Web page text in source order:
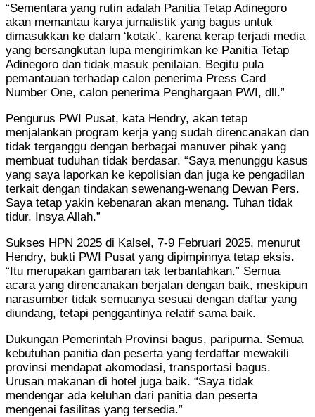
“Sementara yang rutin adalah Panitia Tetap Adinegoro
akan memantau karya jurnalistik yang bagus untuk
dimasukkan ke dalam ‘kotak’, karena kerap terjadi media
yang bersangkutan lupa mengirimkan ke Panitia Tetap
Adinegoro dan tidak masuk penilaian. Begitu pula
pemantauan terhadap calon penerima Press Card
Number One, calon penerima Penghargaan PWI, dll.”
Pengurus PWI Pusat, kata Hendry, akan tetap
menjalankan program kerja yang sudah direncanakan dan
tidak terganggu dengan berbagai manuver pihak yang
membuat tuduhan tidak berdasar. “Saya menunggu kasus
yang saya laporkan ke kepolisian dan juga ke pengadilan
terkait dengan tindakan sewenang-wenang Dewan Pers.
Saya tetap yakin kebenaran akan menang. Tuhan tidak
tidur. Insya Allah.”
Sukses HPN 2025 di Kalsel, 7-9 Februari 2025, menurut
Hendry, bukti PWI Pusat yang dipimpinnya tetap eksis.
“Itu merupakan gambaran tak terbantahkan.” Semua
acara yang direncanakan berjalan dengan baik, meskipun
narasumber tidak semuanya sesuai dengan daftar yang
diundang, tetapi penggantinya relatif sama baik.
Dukungan Pemerintah Provinsi bagus, paripurna. Semua
kebutuhan panitia dan peserta yang terdaftar mewakili
provinsi mendapat akomodasi, transportasi bagus.
Urusan makanan di hotel juga baik. “Saya tidak
mendengar ada keluhan dari panitia dan peserta
mengenai fasilitas yang tersedia.”